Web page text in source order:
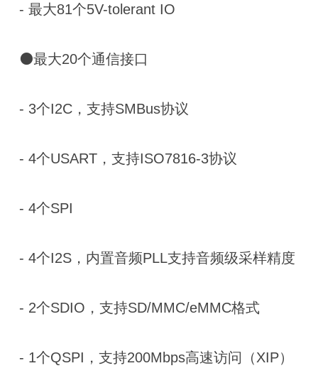
- 最大81个5V-tolerant IO
⚫最大20个通信接口
- 3个I2C，支持SMBus协议
- 4个USART，支持ISO7816-3协议
- 4个SPI
- 4个I2S，内置音频PLL支持音频级采样精度
- 2个SDIO，支持SD/MMC/eMMC格式
- 1个QSPI，支持200Mbps高速访问（XIP）